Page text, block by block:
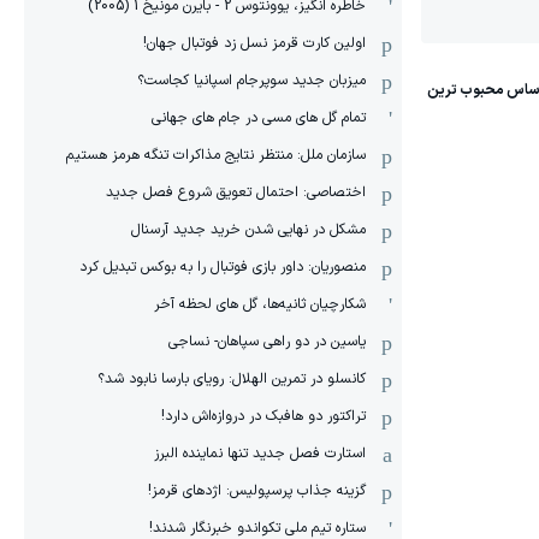
خاطره انگیز، یوونتوس 2 - بایرن مونیخ 1 (2005)
اولین کارت قرمز نسل زد فوتبال جهان!
میزبان جدید سوپرجام اسپانیا کجاست؟
تمام گل های مسی در جام های جهانی
سازمان ملل: منتظر نتایج مذاکرات تنگه هرمز هستیم
اختصاصی: احتمال تعویق شروع فصل جدید
مشکل در نهایی شدن خرید جدید آرسنال
منصوریان: داور بازی فوتبال را به بوکس تبدیل کرد
شکارچیان ثانیه‌ها، گل های لحظه آخر
یاسین در دو راهی سپاهان- نساجی
کانسلو در تمرین الهلال: رویای بارسا نابود شد؟
تراکتور دو هافبک در دروازه‌اش دارد!
استارت فصل جدید تنها نماینده البرز
گزینه جذاب پرسپولیس: اژدهای قرمز!
ستاره تیم ملی تکواندو خبرنگار شدند!